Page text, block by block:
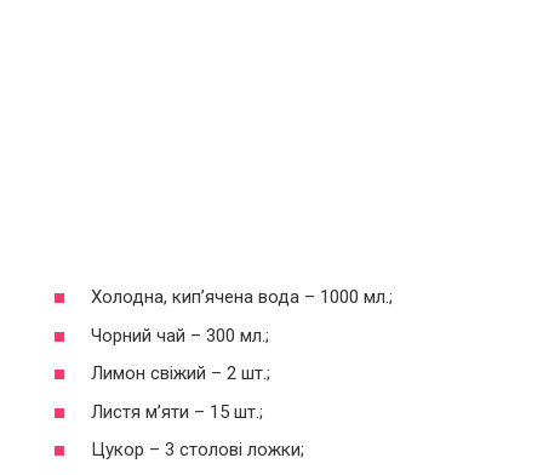
Холодна, кип’ячена вода – 1000 мл.;
Чорний чай – 300 мл.;
Лимон свіжий – 2 шт.;
Листя м’яти – 15 шт.;
Цукор – 3 столові ложки;